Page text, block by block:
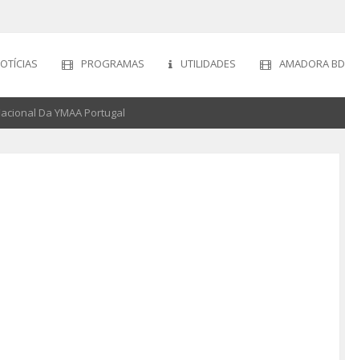
PROGRAMAS UTILIDADES AMADORA BD
Da YMAA Portugal